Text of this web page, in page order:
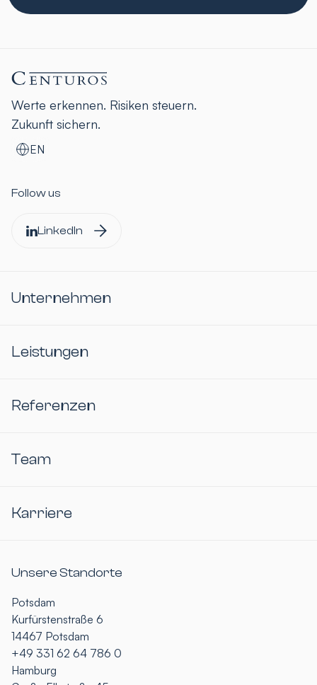
Werte erkennen. Risiken steuern.
Zukunft sichern.
EN
Follow us
LinkedIn
Unternehmen
Leistungen
Referenzen
Team
Karriere
Unsere Standorte
Potsdam
Kurfürstenstraße 6
14467 Potsdam
+49 331 62 64 786 0
Hamburg